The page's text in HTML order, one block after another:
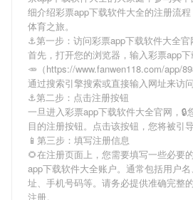
细介绍彩票app下载软件大全的注册流
体育之旅。
⚓️第一步：访问彩票app下载软件大全官
首先，打开您的浏览器，输入彩票app
🥕（https://www.fanwen118.com/app/
通过搜索引擎搜索或直接输入网址来访问
⚓️第二步：点击注册按钮
一旦进入彩票app下载软件大全官网，🔒
目的注册按钮。点击该按钮，您将被引
📱第三步：填写注册信息
🌻在注册页面上，您需要填写一些必要
app下载软件大全账户。通常包括用户
址、手机号码等。请务必提供准确完整
注册。